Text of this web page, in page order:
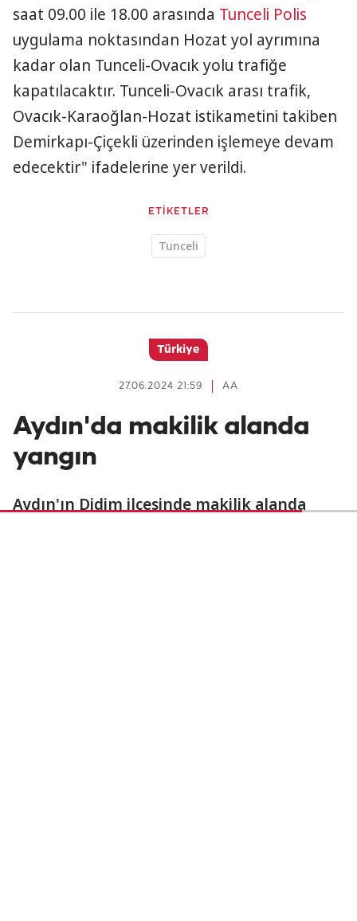
saat 09.00 ile 18.00 arasında Tunceli Polis
uygulama noktasından Hozat yol ayrımına
kadar olan Tunceli-Ovacık yolu trafiğe
kapatılacaktır. Tunceli-Ovacık arası trafik,
Ovacık-Karaoğlan-Hozat istikametini takiben
Demirkapı-Çiçekli üzerinden işlemeye devam
edecektir" ifadelerine yer verildi.
ETİKETLER
Tunceli
Türkiye
AA
27.06.2024 21:59
Aydın'da makilik alanda
yangın
Aydın'ın Didim ilçesinde makilik alanda